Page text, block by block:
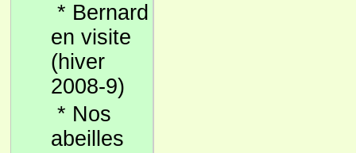
* Bernard
en visite
(hiver
2008-9)
* Nos
abeilles